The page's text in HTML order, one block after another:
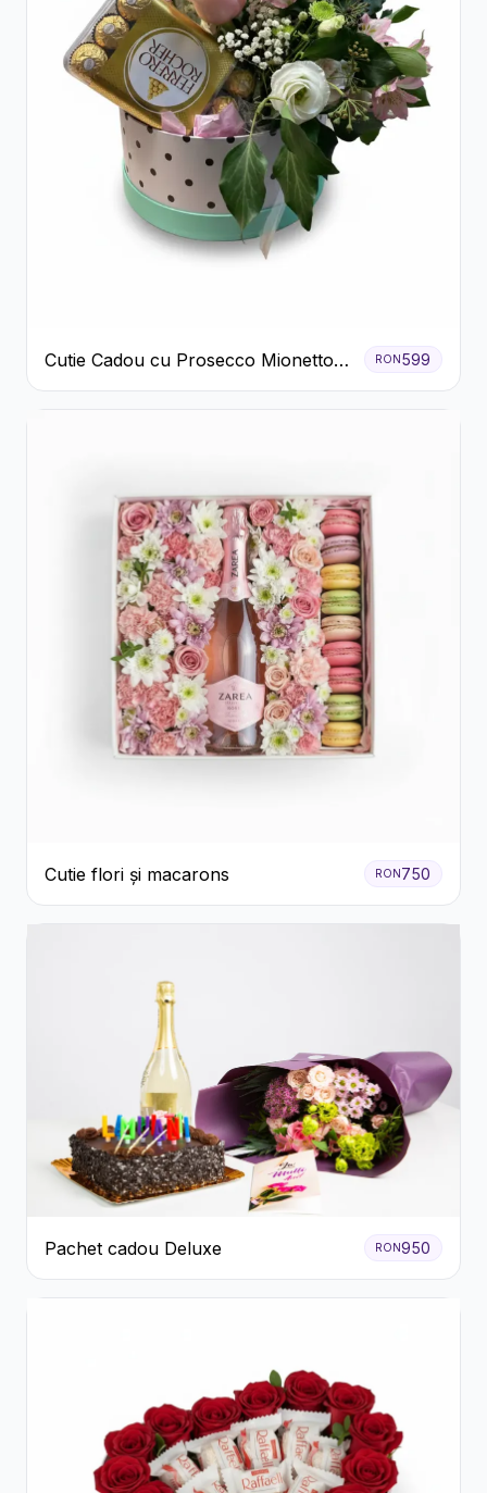
Cutie Cadou cu Prosecco Mionetto
Ferrero Rocher și Flori Pastelate
RON 599
Cutie flori și macarons RON 750
Pachet cadou Deluxe RON950